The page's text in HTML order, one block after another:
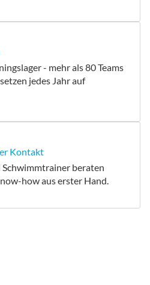
- mehr als 80 Teams
jedes Jahr auf
Kontakt
beraten
how aus erster Hand.